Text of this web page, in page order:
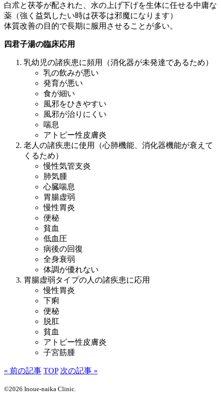
白朮と茯苓が配された、水の上げ下げを生体に任せる中庸な
薬（強く益気したい時は茯苓は邪魔になります）
体質改善の目的で長期に服用させることが多い。
四君子湯の臨床応用
乳幼児の諸疾患に頻用（消化器が未発達であるため）
乳の飲みが悪い
発育が悪い
食が細い
風邪をひきやすい
風邪が治りにくい
喘息
アトピー性皮膚炎
老人の諸疾患に使用（心肺機能、消化器機能が衰えて
くるため）
慢性気管支炎
肺気腫
心臓喘息
胃腸虚弱
慢性胃炎
便秘
貧血
低血圧
病後の回復
全身衰弱
体調が優れない
胃腸虚弱タイプの人の諸疾患に応用
慢性胃炎
下痢
便秘
脱肛
貧血
アトピー性皮膚炎
子宮筋腫
« 前の記事 TOP 次の記事 »
©2026 Inoue-naika Clinic.